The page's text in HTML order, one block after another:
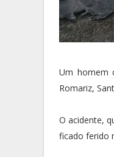
Um homem
Romariz,
O acidente,
ficado ferido